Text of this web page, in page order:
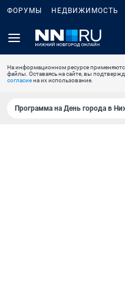
ФОРУМЫ НЕДВИЖИМОСТЬ
На информационном ресурсе
файлы. Оставаясь на сайте, вы
согласиена их использование.
Программа на День города в